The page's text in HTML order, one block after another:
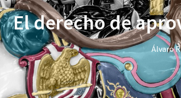
El derecho de
Álvaro